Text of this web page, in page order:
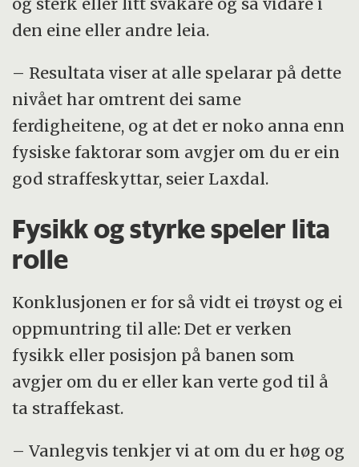
den eine eller andre leia.
– Resultata viser at alle spelarar på dette
nivået har omtrent dei same
ferdigheitene, og at det er noko anna enn
fysiske faktorar som avgjer om du er ein
god straffeskyttar, seier Laxdal.
Fysikk og styrke speler lita
rolle
Konklusjonen er for så vidt ei trøyst og ei
oppmuntring til alle: Det er verken
fysikk eller posisjon på banen som
avgjer om du er eller kan verte god til å
ta straffekast.
– Vanlegvis tenkjer vi at om du er høg og